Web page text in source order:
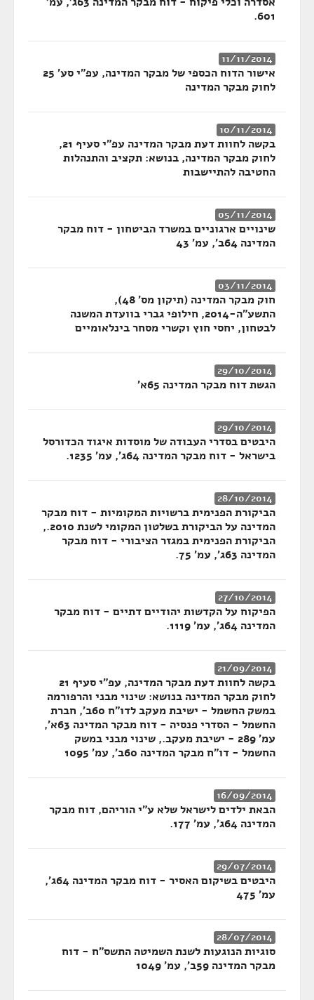
601.
11/11/2014
אישור הדוח הכספי של מבקר המדינה, עפ"י סע' 25
לחוק מבקר המדינה
10/11/2014
בקשה לחוות דעת מבקר המדינה עפ"י סעיף 21,
לחוק מבקר המדינה, בנושא: תקציב והתנהלות
החטיבה להתיישבות
05/11/2014
שינויים ארגוניים במשרד הביטחון - דוח מבקר
המדינה 64ב', עמ' 43
03/11/2014
חוק מבקר המדינה (תיקון מס' 48),
התשע"ה-2014, חילופי גברי בוועדת המשנה
לבטחון, יחסי חוץ וקשרי מסחר בינלאומיים
29/10/2014
הגשת דוח מבקר המדינה 65א'
29/10/2014
היבטים בסדרי העבודה של מוסדות איגוד הכדורסל
בישראל - דוח מבקר המדינה 64ג', עמ' 1235.
28/10/2014
הביקורת הפנימית ברשויות המקומיות - דוח מבקר
המדינה על הביקורת בשלטון המקומי לשנת 2010.,
הביקורת הפנימית במגזר הציבורי - דוח מבקר
המדינה 63ג', עמ' 75.
27/10/2014
הפיקוח על הקדשות יהודיים דתיים - דוח מבקר
המדינה 64ג', עמ' 1119.
21/09/2014
בקשה לחוות דעת מבקר המדינה, עפ"י סעיף 21
לחוק מבקר המדינה בנושא: שינוי מבני והרפורמה
במשק החשמל - ישיבת מעקב לדו"ח 60ב', חברת
החשמל - הסדרי פנסיה - דוח מבקר המדינה 63א',
עמ' 289 - ישיבת מעקב., שינוי מבני במשק
החשמל - דו"ח מבקר המדינה 60ב', עמ' 1095
16/09/2014
הבאת ילדים לישראל שלא ע"י הוריהם, דוח מבקר
המדינה 64ג', עמ' 177.
29/07/2014
היבטים בשיקום האסיר - דוח מבקר המדינה 64ג',
עמ' 475
28/07/2014
סוגיות הנוגעות לשנת השמיטה התשס"ח - דוח
מבקר המדינה 59ב', עמ' 1049